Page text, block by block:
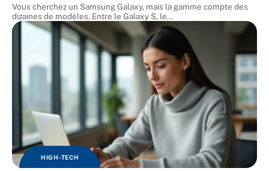
Vous cherchez un Samsung Galaxy, mais la gamme compte des
dizaines de modèles. Entre le Galaxy S, le…
HIGH-TECH